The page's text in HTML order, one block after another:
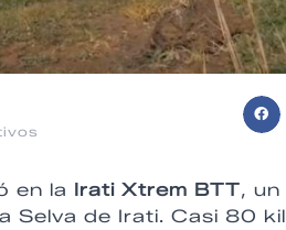
en la Irati Xtrem BTT,
Selva de Irati. Casi 80